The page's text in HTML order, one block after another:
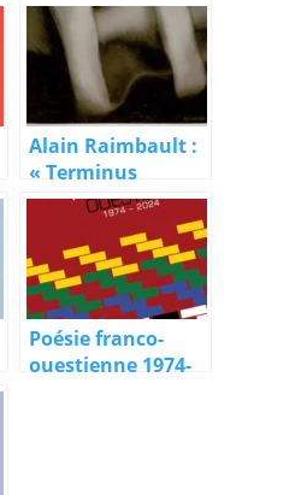
Alain Raimbault :
« Terminus
ventre-ville »
Poésie franco-
ouestienne 1974-